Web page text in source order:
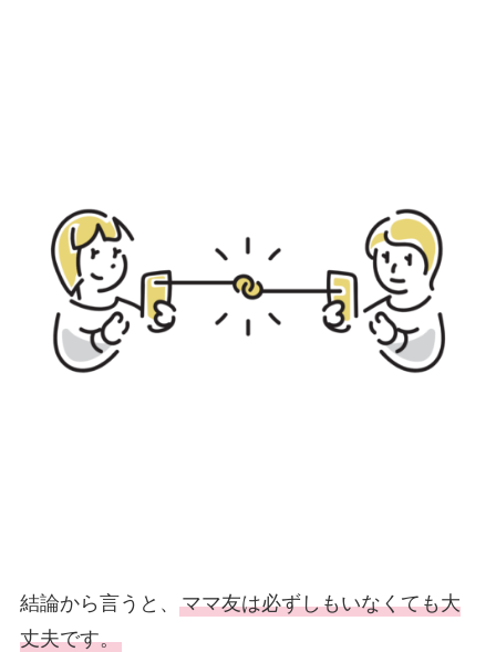
結論から言うと、 ママ友は必ずしもいなくても大
丈夫です。